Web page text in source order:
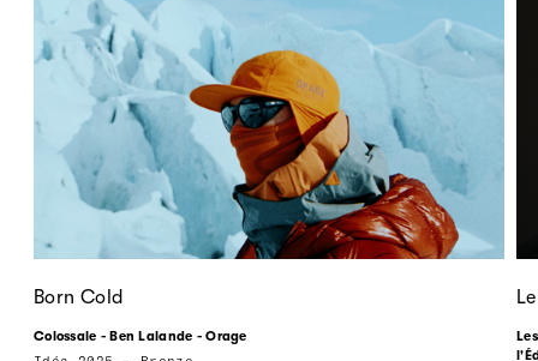
Born Cold
Colossale - Ben Lalande - Orage